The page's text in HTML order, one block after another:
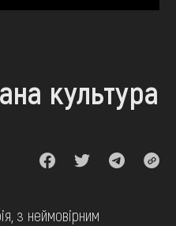
культура
з неймовірним